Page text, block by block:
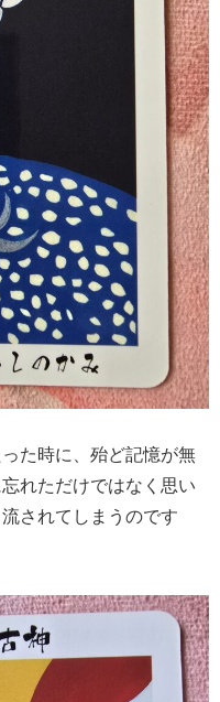
た時に、殆ど記憶が無
れただけではなく思い
されてしまうのです